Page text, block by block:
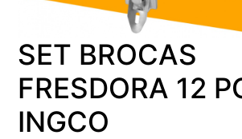
SET BROCAS
FRESDORA 12
INGCO